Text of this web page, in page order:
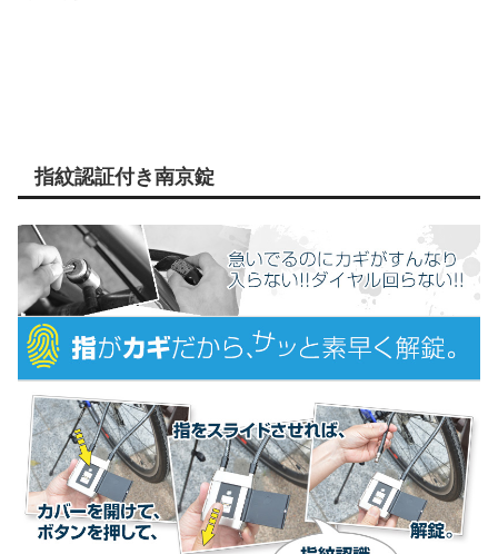
指紋認証付き南京錠